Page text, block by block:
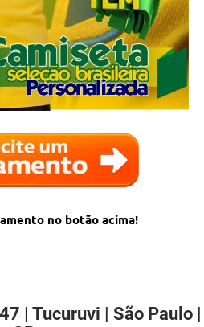
no botão acima!
| Tucuruvi | São Paulo |